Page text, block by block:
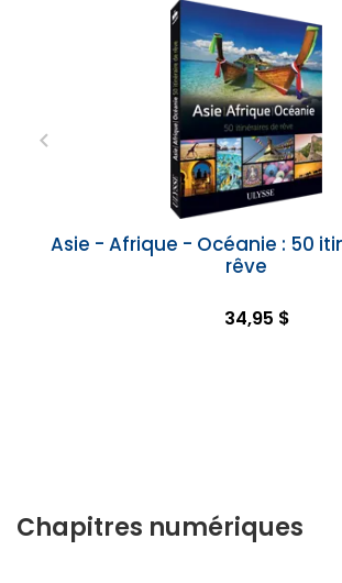
Asie - Afrique - Océanie : 50
rêve
34,95 $
Chapitres numériques